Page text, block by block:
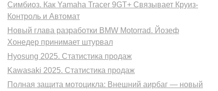
Симбиоз. Как Yamaha Tracer 9GT+ Связывает Круиз-
Контроль и Автомат
Новый глава разработки BMW Motorrad. Йозеф
Хонедер принимает штурвал
Hyosung 2025. Статистика продаж
Kawasaki 2025. Статистика продаж
Полная защита мотоцикла: Внешний аирбаг — новый